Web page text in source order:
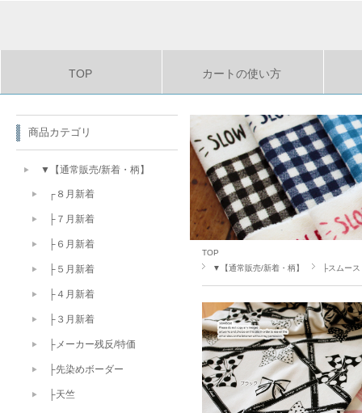
TOP カートの使い方
TOP
▼【通常販売/新着・柄】
├スムース
商品カテゴリ
▼【通常販売/新着・柄】
┌８月新着
├７月新着
├６月新着
├５月新着
├４月新着
├３月新着
├メーカー残反/特価
├先染めボーダー
├天竺